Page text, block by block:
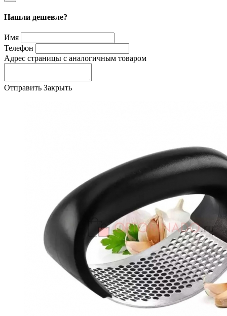
Нашли дешевле?
Имя
Телефон
Адрес страницы с аналогичным товаром
Отправить Закрыть